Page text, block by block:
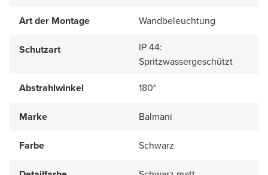
Art der Montage Wandbeleuchtung
Schutzart
IP 44:
Spritzwassergeschützt
Abstrahlwinkel
180°
Marke Balmani
Farbe Schwarz